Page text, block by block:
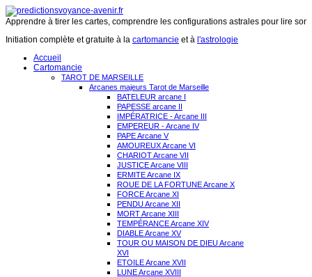
Apprendre à tirer les cartes, comprendre les configurations astrales pour lire
Initiation complète et gratuite à la cartomancie et à l'astrologie
Accueil
Cartomancie
TAROT DE MARSEILLE
Arcanes majeurs Tarot de Marseille
BATELEUR arcane I
PAPESSE arcane II
IMPÉRATRICE - Arcane III
EMPEREUR - Arcane IV
PAPE Arcane V
AMOUREUX Arcane VI
CHARIOT Arcane VII
JUSTICE Arcane VIII
ERMITE Arcane IX
ROUE DE LA FORTUNE Arcane X
FORCE Arcane XI
PENDU Arcane XII
MORT Arcane XIII
TEMPÉRANCE Arcane XIV
DIABLE Arcane XV
TOUR OU MAISON DE DIEU Arcane
XVI
ETOILE Arcane XVII
LUNE Arcane XVIII